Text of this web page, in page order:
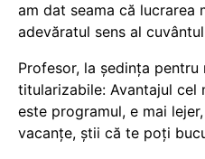
am dat seama că lucrarea
adevăratul sens al
Profesor, la ședința
titularizabile: Avantajul cel
este programul, e mai
vacanţe, știi că te poți